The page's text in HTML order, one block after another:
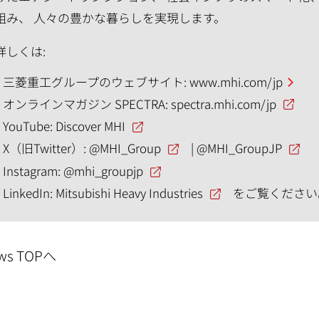
み、 人々の豊かな暮らしを実現します。
しくは:
三菱重工グループのウェブサイト: www.mhi.com/jp
オンラインマガジン SPECTRA: spectra.mhi.com/jp
YouTube: Discover MHI
X（旧Twitter）: @MHI_Group | @MHI_GroupJP
Instagram: @mhi_groupjp
LinkedIn: Mitsubishi Heavy Industries をご覧くださ
TOPへ